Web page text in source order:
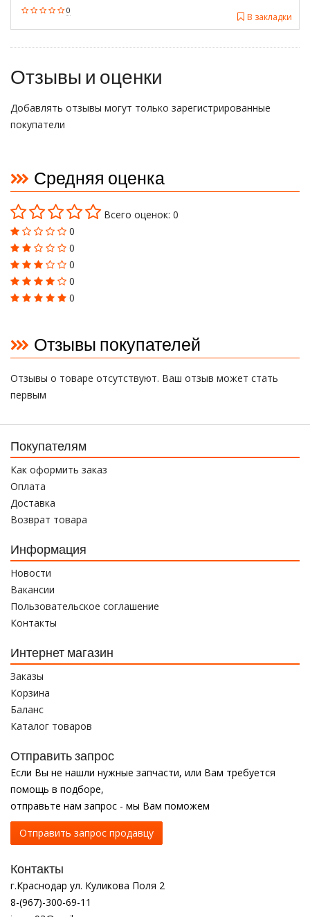
0
В закладки
Отзывы и оценки
Добавлять отзывы могут только зарегистрированные
покупатели
Средняя оценка
Всего оценок: 0
0
0
0
0
0
Отзывы покупателей
Отзывы о товаре отсутствуют. Ваш отзыв может стать
первым
Покупателям
Как оформить заказ
Оплата
Доставка
Возврат товара
Информация
Новости
Вакансии
Пользовательское соглашение
Контакты
Интернет магазин
Заказы
Корзина
Баланс
Каталог товаров
Отправить запрос
Если Вы не нашли нужные запчасти, или Вам требуется
помощь в подборе,
отправьте нам запрос - мы Вам поможем
Отправить запрос продавцу
Контакты
г.Краснодар ул. Куликова Поля 2
8-(967)-300-69-11